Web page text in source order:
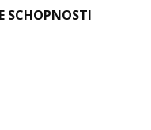
SCHOPNOSTI